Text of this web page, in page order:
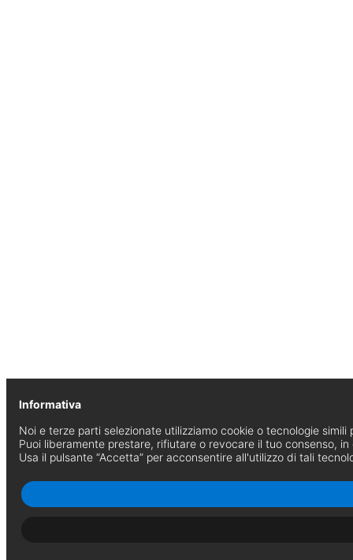
Informativa
Noi e terze parti selezionate utilizziamo cookie o tecnologie
Puoi liberamente prestare, rifiutare o revocare il tuo consenso, in
Usa il pulsante “Accetta” per acconsentire all'utilizzo di tali